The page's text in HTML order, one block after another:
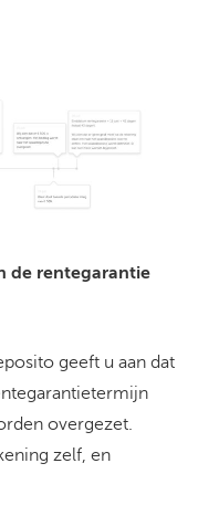
de rentegarantie
geeft u aan dat
overgezet.
zelf, en